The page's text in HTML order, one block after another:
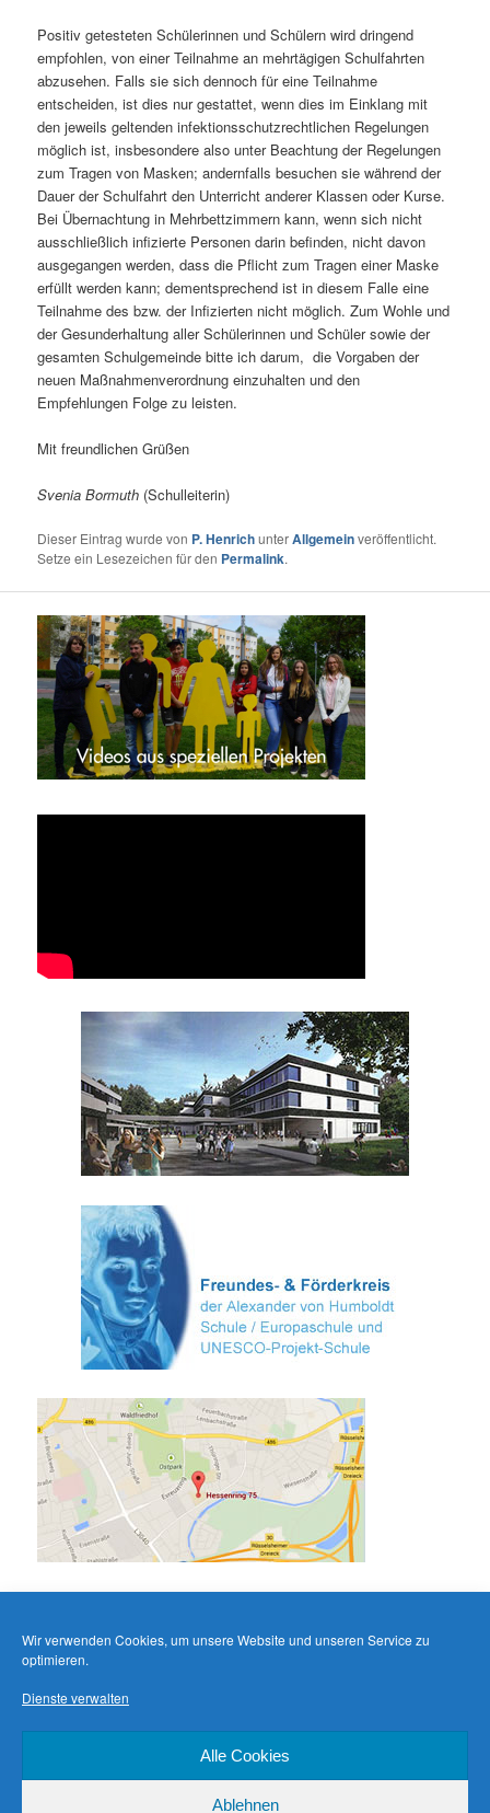
Wir verwenden Cookies, um unsere Website und unseren Service zu
optimieren.
Dienste verwalten
Alle Cookies
Ablehnen
Positiv getesteten Schülerinnen und Schülern wird dringend
empfohlen, von einer Teilnahme an mehrtägigen Schulfahrten
abzusehen. Falls sie sich dennoch für eine Teilnahme
entscheiden, ist dies nur gestattet, wenn dies im Einklang mit
den jeweils geltenden infektionsschutzrechtlichen Regelungen
möglich ist, insbesondere also unter Beachtung der Regelungen
zum Tragen von Masken; andernfalls besuchen sie während der
Dauer der Schulfahrt den Unterricht anderer Klassen oder Kurse.
Bei Übernachtung in Mehrbettzimmern kann, wenn sich nicht
ausschließlich infizierte Personen darin befinden, nicht davon
ausgegangen werden, dass die Pflicht zum Tragen einer Maske
erfüllt werden kann; dementsprechend ist in diesem Falle eine
Teilnahme des bzw. der Infizierten nicht möglich. Zum Wohle und
der Gesunderhaltung aller Schülerinnen und Schüler sowie der
gesamten Schulgemeinde bitte ich darum, die Vorgaben der
neuen Maßnahmenverordnung einzuhalten und den
Empfehlungen Folge zu leisten.
Mit freundlichen Grüßen
Svenia Bormuth (Schulleiterin)
Dieser Eintrag wurde von P. HenrichunterAllgemeinveröffentlicht.
Setze ein Lesezeichen für den Permalink.